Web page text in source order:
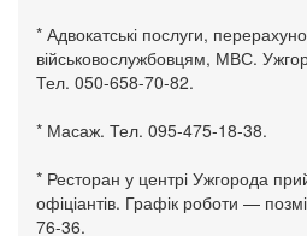
* Адвокатські послуги,
військовослужбовцям, МВС.
Тел. 050-658-70-82.
* Масаж. Тел. 095-475-18-38.
* Ресторан у центрі Ужгорода
офіціантів. Графік роботи —
76-36.